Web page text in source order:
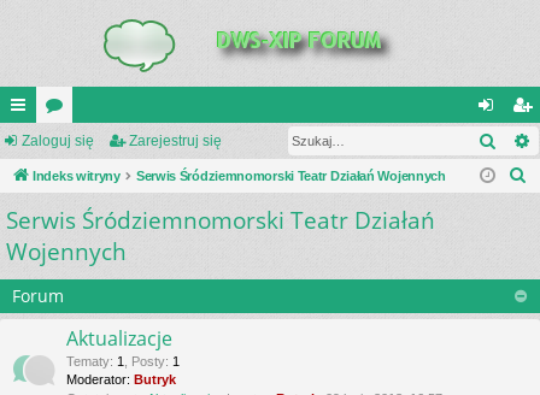
UI
C
K
_L
K
S
or
a
al
og
ar
ej
si
Zaloguj się Zarejestruj się
Indeks witryny Serwis Śródziemnomorski Teatr Działań Wojennych
a
Serwis Śródziemnomorski Teatr Działań
Wojennych
Forum
Aktualizacje
Tematy: 1 Posty: 1
Moderator: Butryk